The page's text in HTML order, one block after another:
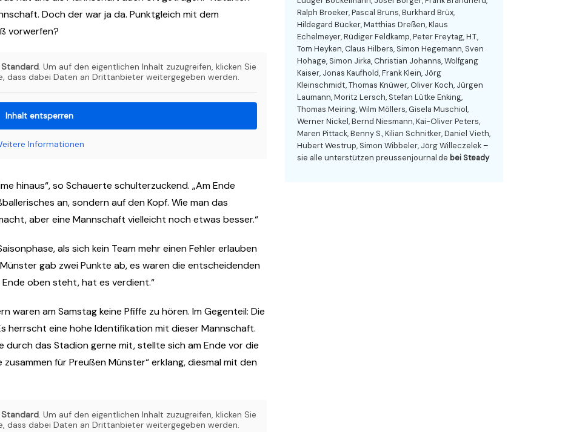
Doch der war ja da. Punktgleich mit dem
vorwerfen?
Standard. Um auf den eigentlichen Inhalt zuzugreifen, klicken Sie
dass dabei Daten an Drittanbieter weitergegeben werden.
Inhalt entsperren
Informationen
hinaus“, so Schauerte schulterzuckend. „Am Ende
an, sondern auf den Kopf. Wie man das
aber eine Mannschaft vielleicht noch etwas besser.“
als sich kein Team mehr einen Fehler erlauben
gab zwei Punkte ab, es waren die entscheidenden
Ende oben steht, hat es verdient.“
waren am Samstag keine Pfiffe zu hören. Im Gegenteil: Die
herrscht eine hohe Identifikation mit dieser Mannschaft.
durch das Stadion gerne mit, stellte sich am Ende vor die
für Preußen Münster“ erklang, diesmal mit den
Standard. Um auf den eigentlichen Inhalt zuzugreifen, klicken Sie
dass dabei Daten an Drittanbieter weitergegeben werden.
Ralph Broeker, Pascal Bruns, Burkhard Brüx,
Hildegard Bücker, Matthias Dreßen, Klaus
Echelmeyer, Rüdiger Feldkamp, Peter Freytag, H.T.,
Tom Heyken, Claus Hilbers, Simon Hegemann, Sven
Hohage, Simon Jirka, Christian Johanns, Wolfgang
Kaiser, Jonas Kaufhold, Frank Klein, Jörg
Kleinschmidt, Thomas Knüwer, Oliver Koch, Jürgen
Laumann, Moritz Lersch, Stefan Lütke Enking,
Thomas Meiring, Wilm Möllers, Gisela Muschiol,
Werner Nickel, Bernd Niesmann, Kai-Oliver Peters,
Maren Pittack, Benny S., Kilian Schnitker, Daniel Vieth,
Hubert Westrup, Simon Wibbeler, Jörg Willeczelek –
sie alle unterstützen preussenjournal.de bei Steady